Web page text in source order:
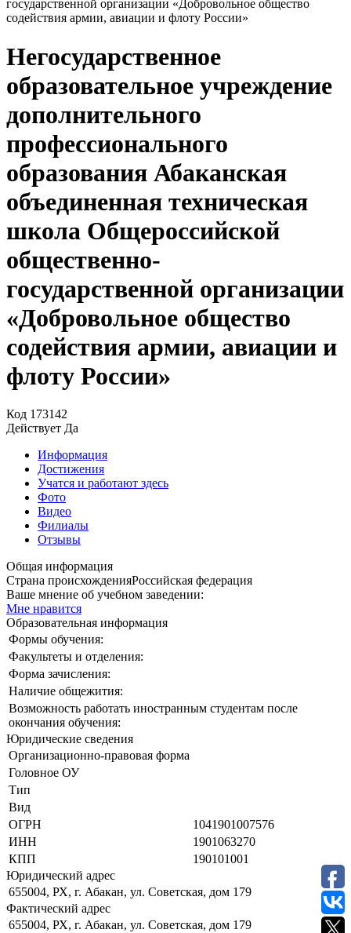
государственной организации «Добровольное общество
содействия армии, авиации и флоту России»
Негосударственное
образовательное учреждение
дополнительного
профессионального
образования Абаканская
объединенная техническая
школа Общероссийской
общественно-
государственной организации
«Добровольное общество
содействия армии, авиации и
флоту России»
Код 173142
Действует Да
Информация
Достижения
Учатся и работают здесь
Фото
Видео
Филиалы
Отзывы
Общая информация
Страна происхожденияРоссийская федерация
Ваше мнение об учебном заведении:
Мне нравится
Образовательная информация
Формы обучения:
Факультеты и отделения:
Форма зачисления:
Наличие общежития:
Возможность работать иностранным студентам после
окончания обучения:
Юридические сведения
Организационно-правовая форма
Головное ОУ
Тип
Вид
ОГРН
1041901007576
ИНН
1901063270
КПП
190101001
Юридический адрес
655004, РХ, г. Абакан, ул. Советская, дом 179
Фактический адрес
655004, РХ, г. Абакан, ул. Советская, дом 179